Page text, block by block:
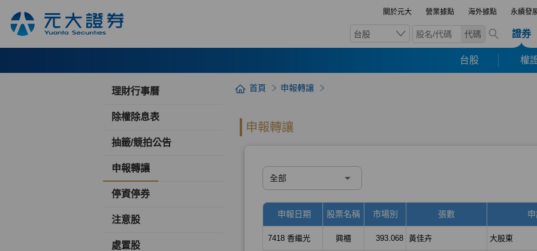
關於元大 營業據點 海外據點 永續發
台股 代碼 證券
台股 權
理財行事曆
除權除息表
抽籤/競拍公告
申報轉讓
停資停券
注意股
處置股
首頁 申報轉讓